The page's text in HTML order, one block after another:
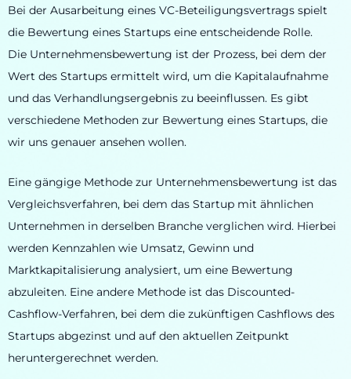
Bei der Ausarbeitung eines VC-Beteiligungsvertrags spielt
die Bewertung eines Startups eine entscheidende Rolle.
Die Unternehmensbewertung ist der Prozess, bei dem der
Wert des Startups ermittelt wird, um die Kapitalaufnahme
und das Verhandlungsergebnis zu beeinflussen. Es gibt
verschiedene Methoden zur Bewertung eines Startups, die
wir uns genauer ansehen wollen.
Eine gängige Methode zur Unternehmensbewertung ist das
Vergleichsverfahren, bei dem das Startup mit ähnlichen
Unternehmen in derselben Branche verglichen wird. Hierbei
werden Kennzahlen wie Umsatz, Gewinn und
Marktkapitalisierung analysiert, um eine Bewertung
abzuleiten. Eine andere Methode ist das Discounted-
Cashflow-Verfahren, bei dem die zukünftigen Cashflows des
Startups abgezinst und auf den aktuellen Zeitpunkt
heruntergerechnet werden.